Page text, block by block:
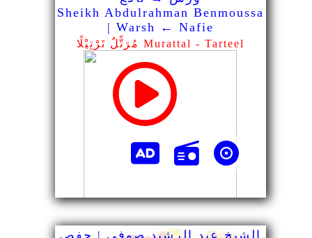
Sheikh Abdulrahman Benmoussa
| Warsh ← Nafie
مُرَتًّلٌ تَرْتِيْلًا Murattal - Tarteel
الشيخ عبد الرشيد صوفي | حفص